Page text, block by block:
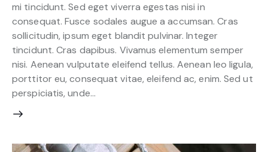
mi tincidunt. Sed eget viverra egestas nisi in
consequat. Fusce sodales augue a accumsan. Cras
sollicitudin, ipsum eget blandit pulvinar. Integer
tincidunt. Cras dapibus. Vivamus elementum semper
nisi. Aenean vulputate eleifend tellus. Aenean leo ligula,
porttitor eu, consequat vitae, eleifend ac, enim. Sed ut
perspiciatis, unde…